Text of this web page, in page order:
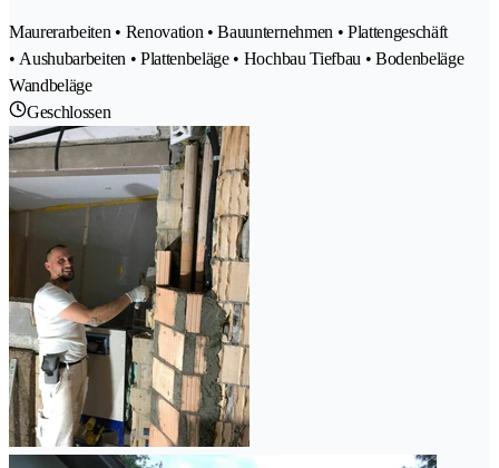
Maurerarbeiten • Renovation • Bauunternehmen • Plattengeschäft
• Aushubarbeiten • Plattenbeläge • Hochbau Tiefbau • Bodenbeläge
Wandbeläge
Geschlossen